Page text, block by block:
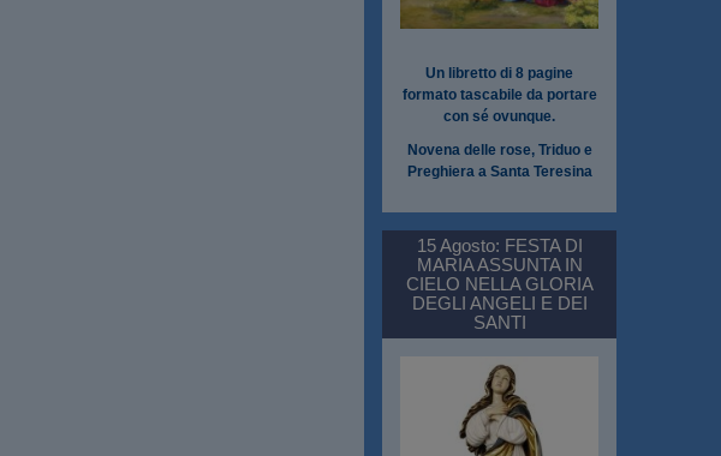
Un libretto di 8 pagine
formato tascabile da portare
con sé ovunque.
Novena delle rose, Triduo e
Preghiera a Santa Teresina
15 Agosto: FESTA DI
MARIA ASSUNTA IN
CIELO NELLA GLORIA
DEGLI ANGELI E DEI
SANTI